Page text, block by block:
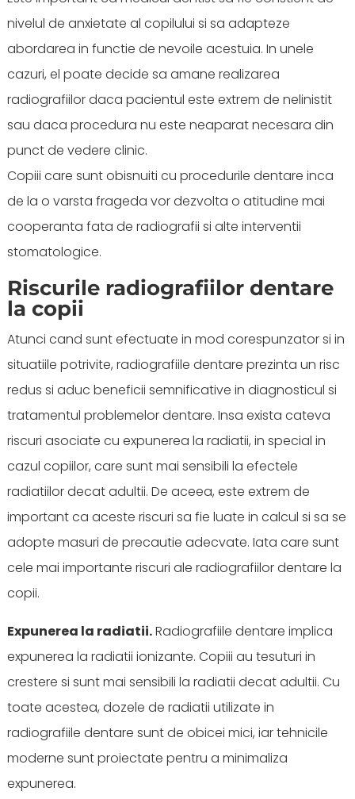
nivelul de anxietate al copilului si sa adapteze
abordarea in functie de nevoile acestuia. In unele
cazuri, el poate decide sa amane realizarea
radiografiilor daca pacientul este extrem de nelinistit
sau daca procedura nu este neaparat necesara din
punct de vedere clinic.
Copiii care sunt obisnuiti cu procedurile dentare inca
de la o varsta frageda vor dezvolta o atitudine mai
cooperanta fata de radiografii si alte interventii
stomatologice.
Riscurile radiografiilor dentare
la copii
Atunci cand sunt efectuate in mod corespunzator si in
situatiile potrivite, radiografiile dentare prezinta un risc
redus si aduc beneficii semnificative in diagnosticul si
tratamentul problemelor dentare. Insa exista cateva
riscuri asociate cu expunerea la radiatii, in special in
cazul copiilor, care sunt mai sensibili la efectele
radiatiilor decat adultii. De aceea, este extrem de
important ca aceste riscuri sa fie luate in calcul si sa se
adopte masuri de precautie adecvate. Iata care sunt
cele mai importante riscuri ale radiografiilor dentare la
copii.
Expunerea la radiatii.Radiografiile dentare implica
expunerea la radiatii ionizante. Copiii au tesuturi in
crestere si sunt mai sensibili la radiatii decat adultii. Cu
toate acestea, dozele de radiatii utilizate in
radiografiile dentare sunt de obicei mici, iar tehnicile
moderne sunt proiectate pentru a minimaliza
expunerea.